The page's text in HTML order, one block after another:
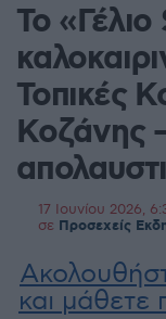
Το
Τοπικές
Κοζάνης
17 Ιουνίου 2026,
σε Προσεχείς
και μάθετε